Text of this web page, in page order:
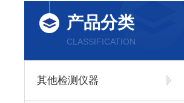
产品分类
CLASSIFICATION
其他检测仪器